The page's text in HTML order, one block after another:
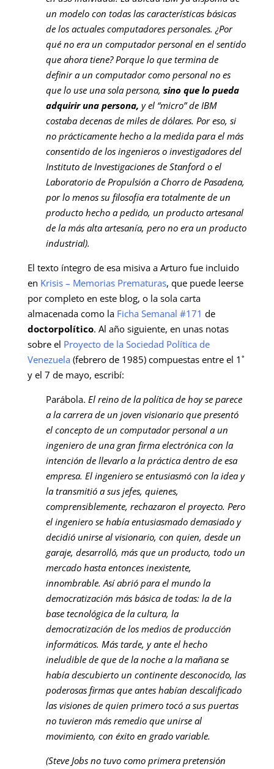
un modelo con todas las características básicas
de los actuales computadores personales. ¿Por
qué no era un computador personal en el sentido
que ahora tiene? Porque lo que termina de
definir a un computador como personal no es
que lo use una sola persona, sino que lo pueda
adquirir una persona, y el “micro” de IBM
costaba decenas de miles de dólares. Por eso, si
no prácticamente hecho a la medida para el más
consentido de los ingenieros o investigadores del
Instituto de Investigaciones de Stanford o el
Laboratorio de Propulsión a Chorro de Pasadena,
por lo menos su filosofía era totalmente de un
producto hecho a pedido, un producto artesanal
de la más alta artesanía, pero no era un producto
industrial).
El texto íntegro de esa misiva a Arturo fue incluido
en Krisis – Memorias Prematuras, que puede leerse
por completo en este blog, o la sola carta
almacenada como la Ficha Semanal #171 de
doctorpolítico. Al año siguiente, en unas notas
sobre el Proyecto de la Sociedad Política de
Venezuela (febrero de 1985) compuestas entre el 1˚
y el 7 de mayo, escribí:
Parábola. El reino de la política de hoy se parece
a la carrera de un joven visionario que presentó
el concepto de un computador personal a un
ingeniero de una gran firma electrónica con la
intención de llevarlo a la práctica dentro de esa
empresa. El ingeniero se entusiasmó con la idea y
la transmitió a sus jefes, quienes,
comprensiblemente, rechazaron el proyecto. Pero
el ingeniero se había entusiasmado demasiado y
decidió unirse al visionario, con quien, desde un
garaje, desarrolló, más que un producto, todo un
mercado hasta entonces inexistente,
innombrable. Así abrió para el mundo la
democratización más básica de todas: la de la
base tecnológica de la cultura, la
democratización de los medios de producción
informáticos. Más tarde, y ante el hecho
ineludible de que de la noche a la mañana se
había descubierto un continente desconocido, las
poderosas firmas que antes habían descalificado
las visiones de quien primero tocó a sus puertas
no tuvieron más remedio que unirse al
movimiento, con éxito en grado variable.
(Steve Jobs no tuvo como primera pretensión